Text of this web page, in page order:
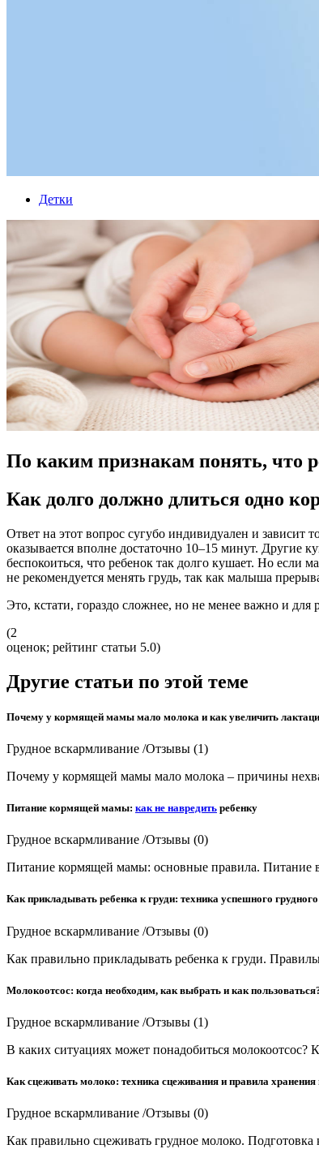
Детки
По каким признакам понять, что
Как долго должно длиться одно
Ответ на этот вопрос сугубо индивидуален и зависит
оказывается вполне достаточно 10–15 минут. Другие
беспокоиться, что ребенок так долго кушает. Но если
не рекомендуется менять грудь, так как малыша
Это, кстати, гораздо сложнее, но не менее важно и для
(2
оценок; рейтинг статьи 5.0)
Другие статьи по этой теме
Почему у кормящей мамы мало молока и как увеличить
Грудное вскармливание /Отзывы (1)
Почему у кормящей мамы мало молока – причины
Питание кормящей мамы: как не навредить ребенку
Грудное вскармливание /Отзывы (0)
Питание кормящей мамы: основные правила. Питание
Как прикладывать ребенка к груди: техника успешного
Грудное вскармливание /Отзывы (0)
Как правильно прикладывать ребенка к груди.
Молокоотсос: когда необходим, как выбрать и как
Грудное вскармливание /Отзывы (1)
В каких ситуациях может понадобиться
Как сцеживать молоко: техника сцеживания и правила
Грудное вскармливание /Отзывы (0)
Как правильно сцеживать грудное молоко.